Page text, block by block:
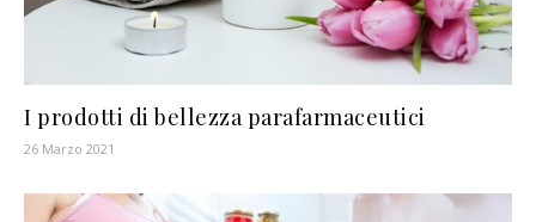
I prodotti di bellezza parafarmaceutici
26 Marzo 2021